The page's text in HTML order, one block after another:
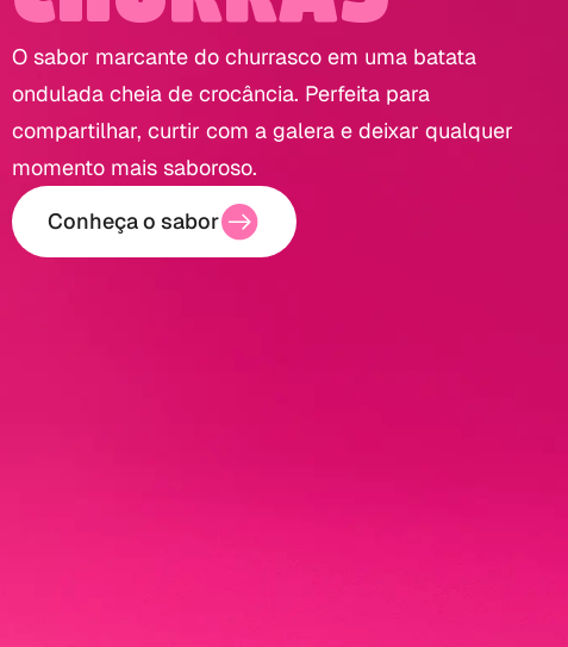
O sabor marcante do churrasco em uma batata
ondulada cheia de crocância. Perfeita para
compartilhar, curtir com a galera e deixar qualquer
momento mais saboroso.
Conheça o sabor